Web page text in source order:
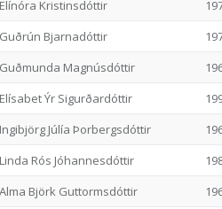
Elínóra Kristinsdóttir
Guðrún Bjarnadóttir
Guðmunda Magnúsdóttir
Elísabet Ýr Sigurðardóttir
Ingibjörg Júlía Þorbergsdóttir
Linda Rós Jóhannesdóttir
Alma Björk Guttormsdóttir